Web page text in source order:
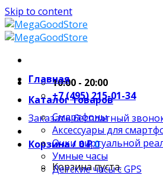
Skip to content
10:00 - 20:00
+7 (495) 215-01-34
Заказать бесплатный
Корзина /0₽0
Корзина пуста.
Главная
Каталог товаров
Смартфоны
Аксессуары для
Очки виртуальной
Умные часы
Детские часы с GPS